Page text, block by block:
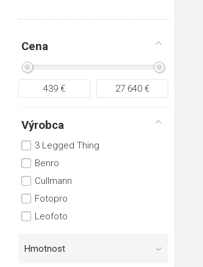
Cena
439 € 27 640 €
Výrobca
3 Legged Thing
Benro
Cullmann
Fotopro
Leofoto
Hmotnost